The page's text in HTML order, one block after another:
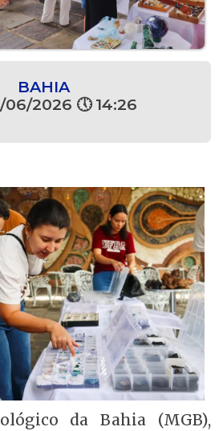
BAHIA
2026 🕔 14:26
da Bahia (MGB),